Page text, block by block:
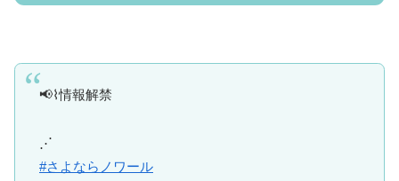
📢⌇情報解禁
⋰
#さよならノワール